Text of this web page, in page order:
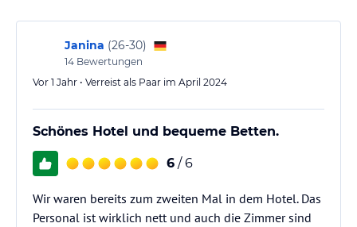
Janina (26-30)
14 Bewertungen
Vor 1 Jahr • Verreist als Paar im April 2024
Schönes Hotel und bequeme Betten.
6 / 6
Wir waren bereits zum zweiten Mal in dem Hotel. Das
Personal ist wirklich nett und auch die Zimmer sind